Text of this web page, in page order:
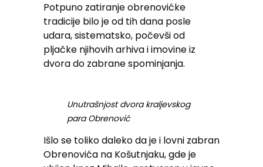
Potpuno zatiranje obrenovićke
tradicije bilo je od tih dana posle
udara, sistematsko, počevši od
pljačke njihovih arhiva i imovine iz
dvora do zabrane spominjanja.
Unutrašnjost dvora kraljevskog
para Obrenović
Išlo se toliko daleko da je i lovni zabran
Obrenovića na Košutnjaku, gde je